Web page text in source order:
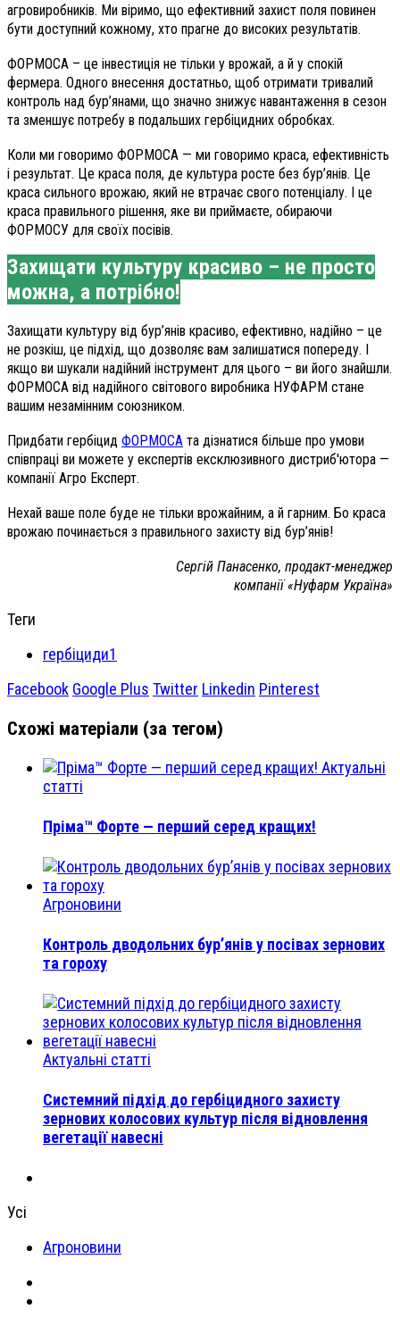
агровиробників. Ми віримо, що ефективний захист поля повинен
бути доступний кожному, хто прагне до високих результатів.
ФОРМОСА – це інвестиція не тільки у врожай, а й у спокій
фермера. Одного внесення достатньо, щоб отримати тривалий
контроль над бур’янами, що значно знижує навантаження в сезон
та зменшує потребу в подальших гербіцидних обробках.
Коли ми говоримо ФОРМОСА — ми говоримо краса, ефективність
і результат. Це краса поля, де культура росте без бур’янів. Це
краса сильного врожаю, який не втрачає свого потенціалу. І це
краса правильного рішення, яке ви приймаєте, обираючи
ФОРМОСУ для своїх посівів.
Захищати культуру красиво – не просто
можна, а потрібно!
Захищати культуру від бур’янів красиво, ефективно, надійно – це
не розкіш, це підхід, що дозволяє вам залишатися попереду. І
якщо ви шукали надійний інструмент для цього – ви його знайшли.
ФОРМОСА від надійного світового виробника НУФАРМ стане
вашим незамінним союзником.
Придбати гербіцид ФОРМОСА та дізнатися більше про умови
співпраці ви можете у експертів ексклюзивного дистриб'ютора —
компанії Агро Експерт.
Нехай ваше поле буде не тільки врожайним, а й гарним. Бо краса
врожаю починається з правильного захисту від бур’янів!
Сергій Панасенко, продакт-менеджер
компанії «Нуфарм Україна»
Теги
гербіциди1
Facebook Google Plus Twitter Linkedin Pinterest
Схожі матеріали (за тегом)
Актуальні
статті
Пріма™ Форте — перший серед кращих!
Агроновини
Контроль дводольних бур’янів у посівах зернових
та гороху
Актуальні статті
Системний підхід до гербіцидного захисту
зернових колосових культур після відновлення
вегетації навесні
Усі
Агроновини